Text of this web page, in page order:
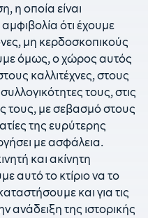
η οποία είναι
ότι έχουμε
μη κερδοσκοπικούς
όμως, ο χώρος αυτός
καλλιτέχνες, στους
τους, στις
τους, με σεβασμό στους
της ευρύτερης
με ασφάλεια.
και ακίνητη
αυτό το κτίριο να το
και για τις
ανάδειξη της ιστορικής